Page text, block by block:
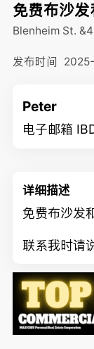
免费布沙发
Blenheim St.
发布时间
Peter
电子邮箱
详细描述
免费布沙发
联系我时请